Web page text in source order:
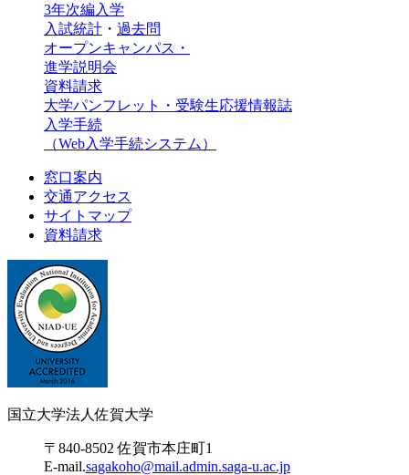
3年次編入学
入試統計 ・ 過去問
オープンキャンパス・
進学説明会
資料請求
大学パンフレット・受験生応援情報誌
入学手続
（Web入学手続システム）
窓口案内
交通アクセス
サイトマップ
資料請求
国立大学法人佐賀大学
〒840-8502 佐賀市本庄町1
E-mail.sagakoho@mail.admin.saga-u.ac.jp